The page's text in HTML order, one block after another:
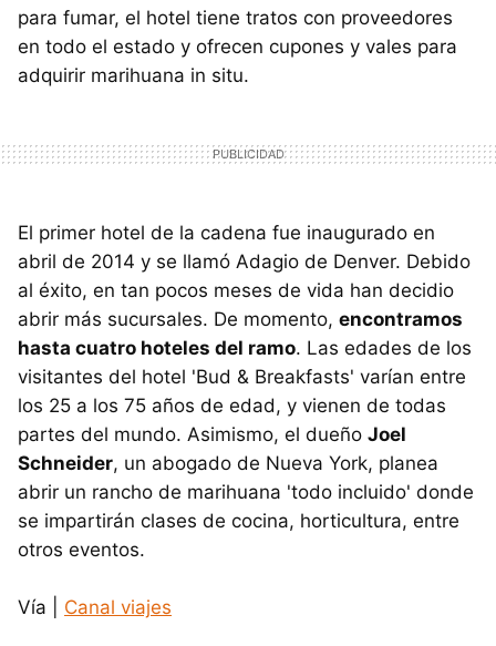
para fumar, el hotel tiene tratos con proveedores
en todo el estado y ofrecen cupones y vales para
adquirir marihuana in situ.
El primer hotel de la cadena fue inaugurado en
abril de 2014 y se llamó Adagio de Denver. Debido
al éxito, en tan pocos meses de vida han decidio
abrir más sucursales. De momento, encontramos
hasta cuatro hoteles del ramo. Las edades de los
visitantes del hotel 'Bud & Breakfasts' varían entre
los 25 a los 75 años de edad, y vienen de todas
partes del mundo. Asimismo, el dueño Joel
Schneider, un abogado de Nueva York, planea
abrir un rancho de marihuana 'todo incluido' donde
se impartirán clases de cocina, horticultura, entre
otros eventos.
Vía | Canal viajes